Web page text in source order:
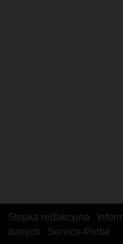
Stopka redakcyjna
danych
Service-Portal